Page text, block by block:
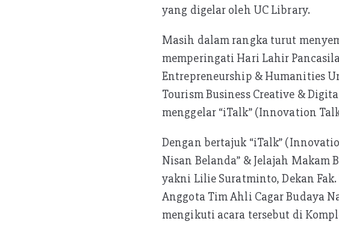
yang digelar oleh UC Library.
Masih dalam rangka turut
memperingati Hari Lahir
Entrepreneurship & Humanities
Tourism Business Creative &
menggelar “iTalk” (Innovation
Dengan bertajuk “iTalk”
Nisan Belanda” & Jelajah
yakni Lilie Suratminto, Dekan
Anggota Tim Ahli Cagar Budaya
mengikuti acara tersebut di